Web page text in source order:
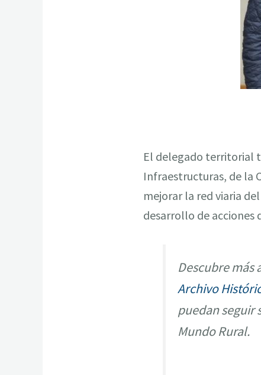
El delegado territorial
Infraestructuras, de la
mejorar la red viaria
desarrollo de acciones
Descubre más
Archivo
puedan seguir
Mundo Rural.